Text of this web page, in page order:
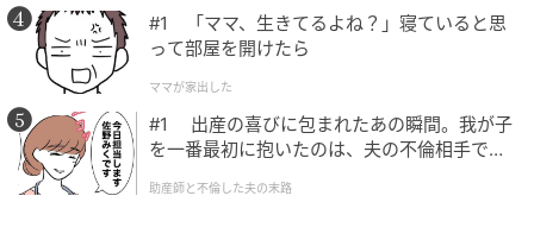
#1 「ママ、生きてるよね？」寝ていると思
って部屋を開けたら
ママが家出した
#1 出産の喜びに包まれたあの瞬間。我が子
を一番最初に抱いたのは、夫の不倫相手でし
助産師と不倫した夫の末路